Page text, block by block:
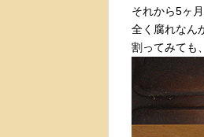
それから5ヶ月
全く腐れなん
割ってみても